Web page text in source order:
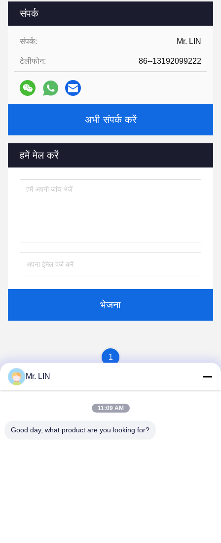
संपर्क
संपर्क: Mr. LIN
टेलीफोन: 86--13192099222
अभी संपर्क करें
हमें मेल करें
भेजना
1
Mr. LIN
11:09 AM
Good day, what product are you looking for?